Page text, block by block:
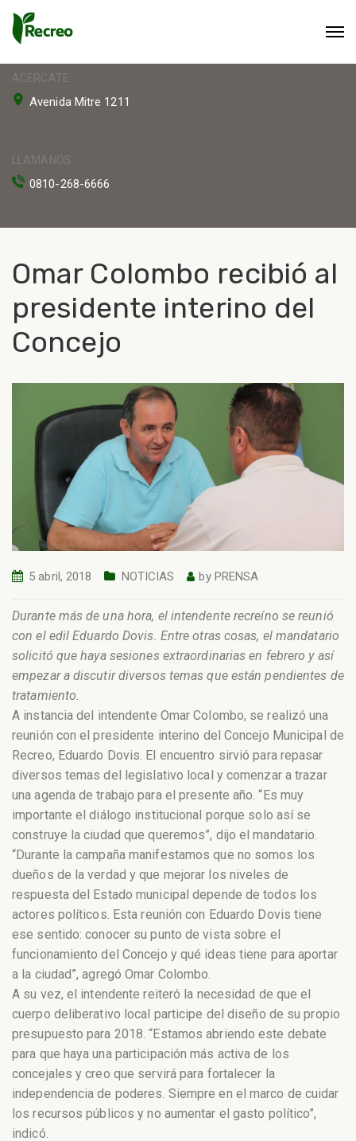
ACERCATE
Avenida Mitre 1211
LLAMANOS
0810-268-6666
Omar Colombo recibió al
presidente interino del
Concejo
5 abril, 2018 NOTICIAS by PRENSA
Durante más de una hora, el intendente recreíno se reunió
con el edil Eduardo Dovis. Entre otras cosas, el mandatario
solicitó que haya sesiones extraordinarias en febrero y así
empezar a discutir diversos temas que están pendientes de
tratamiento.
A instancia del intendente Omar Colombo, se realizó una
reunión con el presidente interino del Concejo Municipal de
Recreo, Eduardo Dovis. El encuentro sirvió para repasar
diversos temas del legislativo local y comenzar a trazar
una agenda de trabajo para el presente año. “Es muy
importante el diálogo institucional porque solo así se
construye la ciudad que queremos”, dijo el mandatario.
“Durante la campaña manifestamos que no somos los
dueños de la verdad y que mejorar los niveles de
respuesta del Estado municipal depende de todos los
actores políticos. Esta reunión con Eduardo Dovis tiene
ese sentido: conocer su punto de vista sobre el
funcionamiento del Concejo y qué ideas tiene para aportar
a la ciudad”, agregó Omar Colombo.
A su vez, el intendente reiteró la necesidad de que el
cuerpo deliberativo local participe del diseño de su propio
presupuesto para 2018. “Estamos abriendo este debate
para que haya una participación más activa de los
concejales y creo que servirá para fortalecer la
independencia de poderes. Siempre en el marco de cuidar
los recursos públicos y no aumentar el gasto político”,
indicó.